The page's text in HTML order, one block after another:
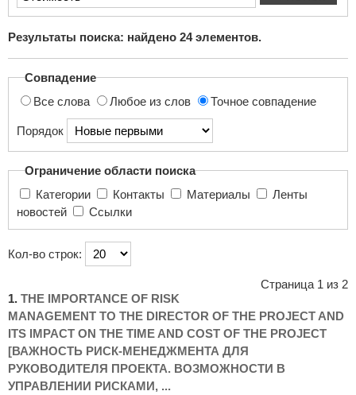
текст
поиска...
Результаты поиска: найдено 24элементов.
Совпадение
Все слова
Любое из слов Точное совпадение
Порядок
Ограничение области поиска
Категории
Контакты Материалы
новостей
Ссылки
Кол-во строк:
Страница 1 из 2
1. THE IMPORTANCE OF RISK
MANAGEMENT TO THE DIRECTOR OF THE PROJECT AND
ITS IMPACT ON THE TIME AND COST OF THE PROJECT
[ВАЖНОСТЬ РИСК-МЕНЕДЖМЕНТА ДЛЯ
РУКОВОДИТЕЛЯ ПРОЕКТА. ВОЗМОЖНОСТИ В
УПРАВЛЕНИИ РИСКАМИ, ...